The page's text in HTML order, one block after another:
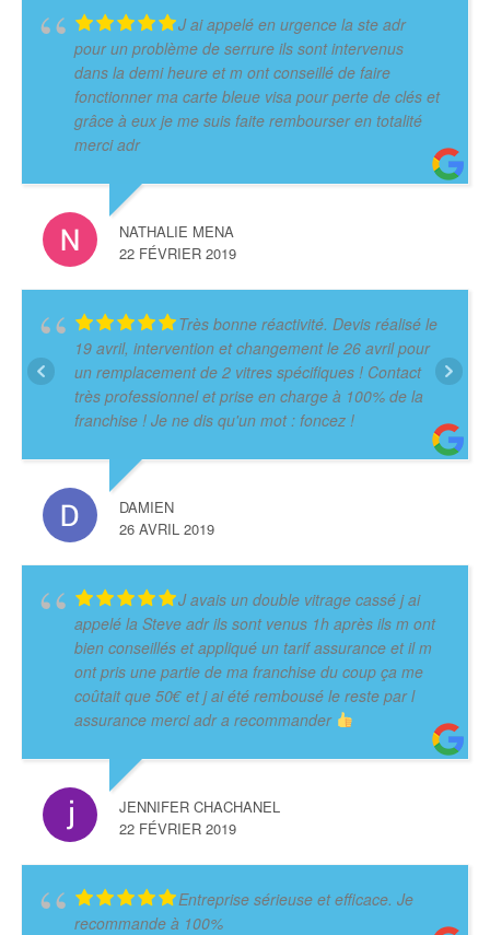
J ai appelé en urgence la ste adr
pour un problème de serrure ils sont intervenus
dans la demi heure et m ont conseillé de faire
fonctionner ma carte bleue visa pour perte de clés et
grâce à eux je me suis faite rembourser en totalité
merci adr
NATHALIE MENA
22 FÉVRIER 2019
Très bonne réactivité. Devis réalisé le
19 avril, intervention et changement le 26 avril pour
un remplacement de 2 vitres spécifiques ! Contact
très professionnel et prise en charge à 100% de la
franchise ! Je ne dis qu'un mot : foncez !
DAMIEN
26 AVRIL 2019
J avais un double vitrage cassé j ai
appelé la Steve adr ils sont venus 1h après ils m ont
bien conseillés et appliqué un tarif assurance et il m
ont pris une partie de ma franchise du coup ça me
coûtait que 50€ et j ai été rembousé le reste par l
assurance merci adr a recommander
JENNIFER CHACHANEL
22 FÉVRIER 2019
Entreprise sérieuse et efficace. Je
recommande à 100%